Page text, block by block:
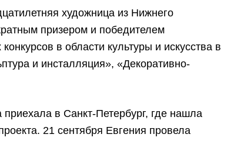
художница из Нижнего
призером и победителем
в области культуры и искусства в
и инсталляция», «Декоративно-
приехала в Санкт-Петербург, где нашла
21 сентября Евгения провела